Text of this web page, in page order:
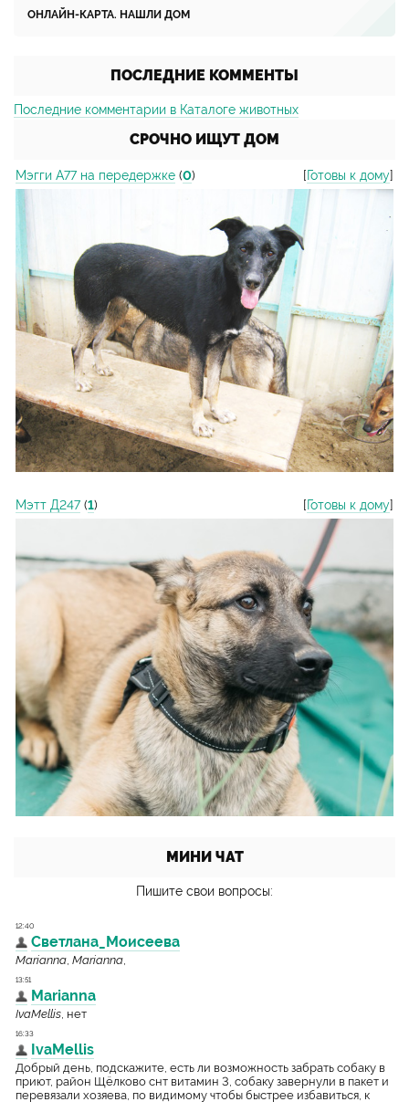
ОНЛАЙН-КАРТА. НАШЛИ ДОМ
ПОСЛЕДНИЕ КОММЕНТЫ
Последние комментарии в Каталоге животных
СРОЧНО ИЩУТ ДОМ
Мэгги А77 на передержке (0) [Готовы к дому]
Мэтт Д247 (1) [Готовы к дому]
МИНИ ЧАТ
Пишите свои вопросы: